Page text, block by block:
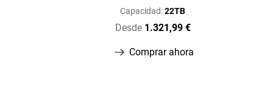
Capacidad:22TB
Desde 1.321,99 €
Comprar ahora